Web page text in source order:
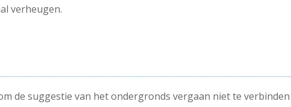
verheugen.
de suggestie van het ondergronds vergaan niet te